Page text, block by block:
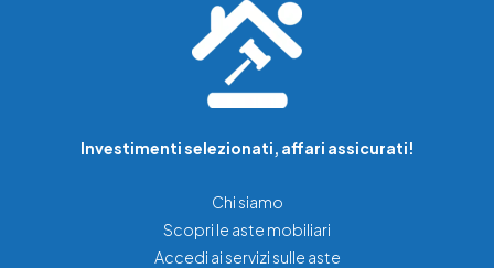
Investimenti selezionati, affari assicurati!
Chi siamo
Scopri le aste mobiliari
Accedi ai servizi sulle aste